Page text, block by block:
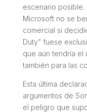
escenario posible.
Microsoft no se
comercial si
Duty” fuese
que aún tendría el
también para las
Esta última
argumentos de
el peligro que